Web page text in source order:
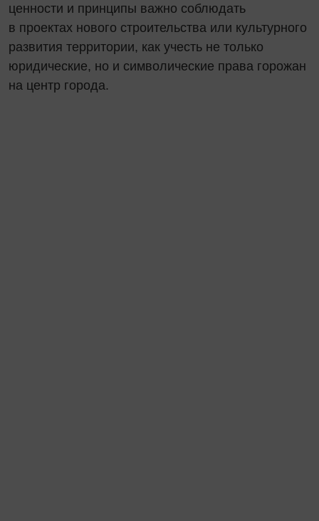
ценности и принципы важно соблюдать
в проектах нового строительства или культурного
развития территории, как учесть не только
юридические, но и символические права горожан
на центр города.